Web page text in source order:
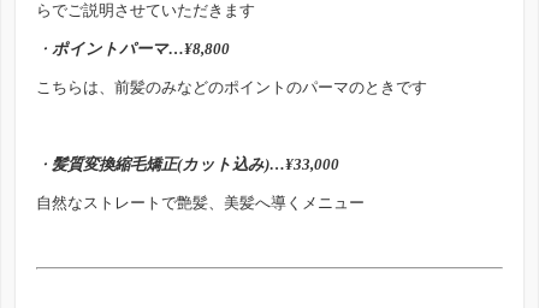
らでご説明させていただきます
・ポイントパーマ…¥8,800
こちらは、前髪のみなどのポイントのパーマのときです
・髪質変換縮毛矯正(カット込み)…¥33,000
自然なストレートで艶髪、美髪へ導くメニュー